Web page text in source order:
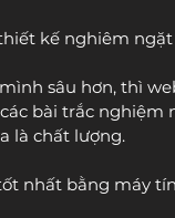
kế nghiêm
sâu hơn, thì
bài trắc nghiệm
là chất lượng.
nhất bằng máy